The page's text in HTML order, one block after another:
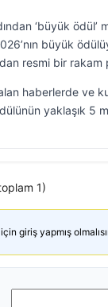
‘büyük ödül’
büyük
resmi bir rakam
haberlerde ve
yaklaşık 5
1)
giriş yapmış